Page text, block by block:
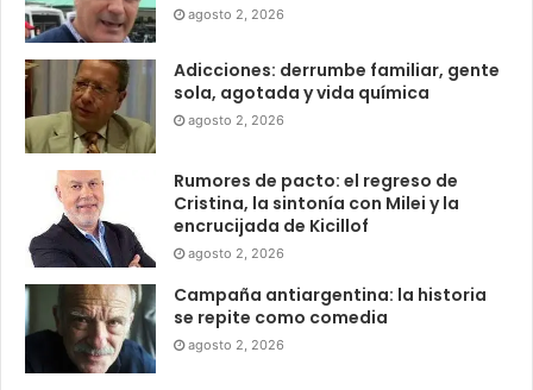
agosto 2, 2026
Adicciones: derrumbe familiar, gente
sola, agotada y vida química
agosto 2, 2026
Rumores de pacto: el regreso de
Cristina, la sintonía con Milei y la
encrucijada de Kicillof
agosto 2, 2026
Campaña antiargentina: la historia
se repite como comedia
agosto 2, 2026